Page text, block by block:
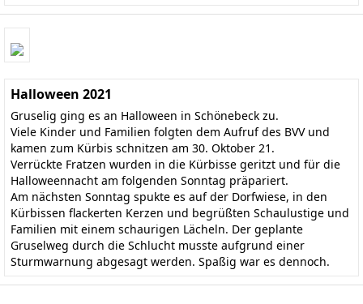
Halloween 2021
Gruselig ging es an Halloween in Schönebeck zu.
Viele Kinder und Familien folgten dem Aufruf des BVV und
kamen zum Kürbis schnitzen am 30. Oktober 21.
Verrückte Fratzen wurden in die Kürbisse geritzt und für die
Halloweennacht am folgenden Sonntag präpariert.
Am nächsten Sonntag spukte es auf der Dorfwiese, in den
Kürbissen flackerten Kerzen und begrüßten Schaulustige und
Familien mit einem schaurigen Lächeln. Der geplante
Gruselweg durch die Schlucht musste aufgrund einer
Sturmwarnung abgesagt werden. Spaßig war es dennoch.